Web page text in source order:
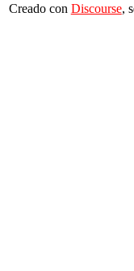
Creado con Discourse,